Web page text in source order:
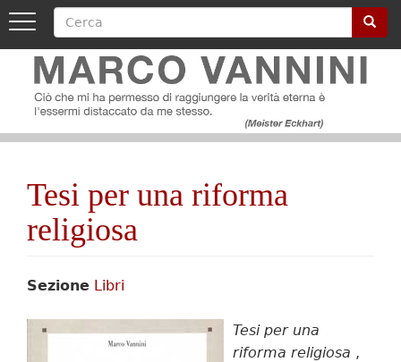
Salta
contenuto
Toggle
navigation
Cerca Cerca
Image
Image
Tesi per una riforma
religiosa
Sezione Libri
Tesi per una
riforma religiosa ,